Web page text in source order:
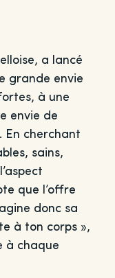
a lancé
grande envie
à une
envie de
En cherchant
sains,
que l’offre
donc sa
à ton corps »,
à chaque